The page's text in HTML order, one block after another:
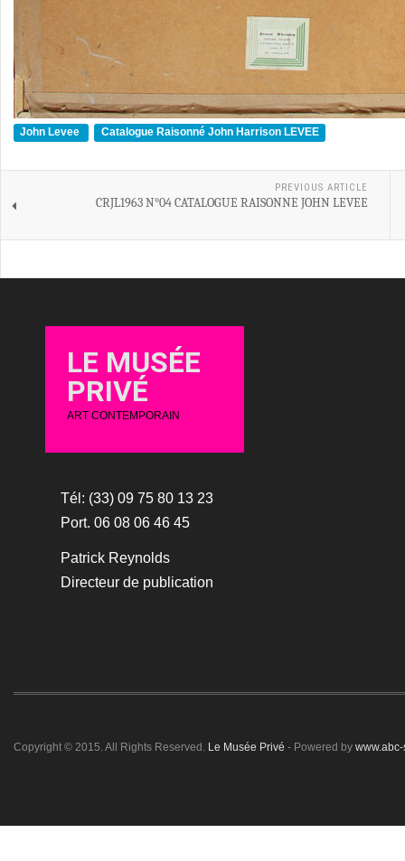
John Levee Catalogue Raisonné John Harrison LEVEE
PREVIOUS ARTICLE
CRJL1963 N°04 CATALOGUE RAISONNE JOHN LEVEE
LE MUSÉE
PRIVÉ
ART CONTEMPORAIN
Tél: (33) 09 75 80 13 23
Port. 06 08 06 46 45
Patrick Reynolds
Directeur de publication
Copyright © 2015. All Rights Reserved. Le Musée Privé - Powered by